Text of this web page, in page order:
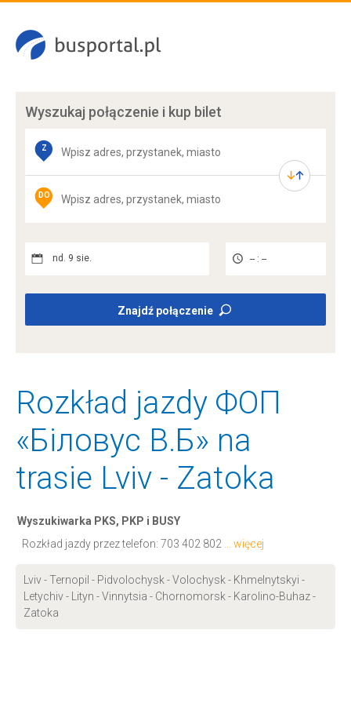
Wyszukaj połączenie i kup bilet
Z
DO
nd. 9 sie. -- : --
Znajdź połączenie
Rozkład jazdy ФОП
«Біловус В.Б» na
trasie Lviv - Zatoka
Wyszukiwarka PKS, PKP i BUSY
Rozkład jazdy przez telefon: 703 402 802 ... więcej
Lviv - Ternopil - Pidvolochysk - Volochysk - Khmelnytskyi -
Letychiv - Lityn - Vinnytsia - Chornomorsk - Karolino-Buhaz -
Zatoka